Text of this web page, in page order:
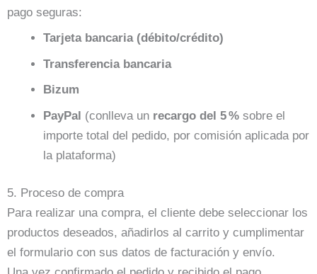
pago seguras:
Tarjeta bancaria (débito/crédito)
Transferencia bancaria
Bizum
PayPal (conlleva un recargo del 5 % sobre el
importe total del pedido, por comisión aplicada por
la plataforma)
5. Proceso de compra
Para realizar una compra, el cliente debe seleccionar los
productos deseados, añadirlos al carrito y cumplimentar
el formulario con sus datos de facturación y envío.